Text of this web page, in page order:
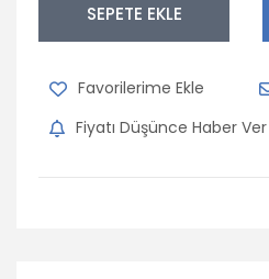
SEPETE EKLE
Fiyatı Düşünce Haber Ver